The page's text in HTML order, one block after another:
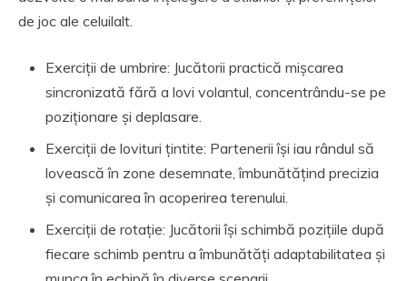
de joc ale celuilalt.
Exerciții de umbrire: Jucătorii practică mișcarea
sincronizată fără a lovi volantul, concentrându-se pe
poziționare și deplasare.
Exerciții de lovituri țintite: Partenerii își iau rândul să
lovească în zone desemnate, îmbunătățind precizia
și comunicarea în acoperirea terenului.
Exerciții de rotație: Jucătorii își schimbă pozițiile după
fiecare schimb pentru a îmbunătăți adaptabilitatea și